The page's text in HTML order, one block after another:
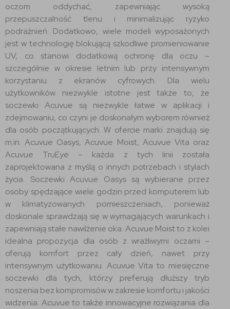
oczom oddychać, zapewniając wysoką
przepuszczalność tlenu i minimalizując ryzyko
podrażnień. Dodatkowo, wiele modeli wyposażonych
jest w technologię blokującą szkodliwe promieniowanie
UV, co stanowi dodatkową ochronę dla oczu –
szczególnie w okresie letnim lub przy intensywnym
korzystaniu z ekranów cyfrowych. Dla wielu
użytkowników niezwykle istotne jest także to, że
soczewki Acuvue są niezwykle łatwe w aplikacji i
zdejmowaniu, co czyni je doskonałym wyborem również
dla osób początkujących. W ofercie marki znajdują się
m.in. Acuvue Oasys, Acuvue Moist, Acuvue Vita oraz
Acuvue TruEye – każda z tych linii została
zaprojektowana z myślą o innych potrzebach i stylach
życia. Soczewki Acuvue Oasys są wybierane przez
osoby spędzające wiele godzin przed komputerem lub
w klimatyzowanych pomieszczeniach, ponieważ
doskonale sprawdzają się w wymagających warunkach i
zapewniają stałe nawilżenie oka. Acuvue Moist to z kolei
idealna propozycja dla osób z wrażliwymi oczami –
oferują komfort przez cały dzień, nawet przy
intensywnym użytkowaniu. Acuvue Vita to miesięczne
soczewki dla tych, którzy preferują dłuższy tryb
noszenia bez kompromisów w zakresie komfortu i jakości
widzenia. Acuvue to także innowacyjne rozwiązania dla